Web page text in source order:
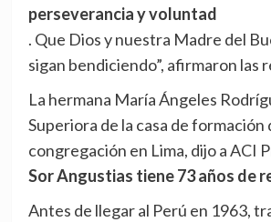
perseverancia y voluntad
. Que Dios y nuestra Madre del
sigan bendiciendo”, afirmaron las
La hermana María Ángeles
Superiora de la casa de formación
congregación en Lima, dijo a ACI
Sor Angustias tiene 73 años de
Antes de llegar al Perú en 1963,